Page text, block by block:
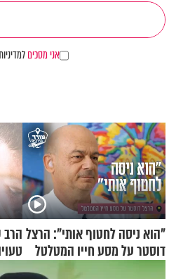
אני מסכים
"הוא ניסה לחטוף אותי": הרצל
דוסטר על מסע חייו המטלטל
הרב